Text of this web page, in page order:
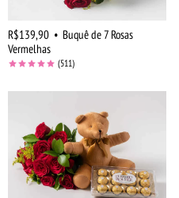
R$139,90 • Buquê de 7 Rosas
Vermelhas
(511)